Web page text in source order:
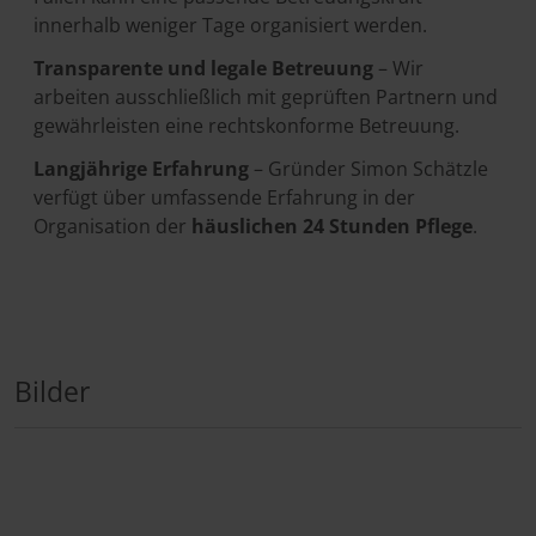
innerhalb weniger Tage organisiert werden.
Transparente und legale Betreuung – Wir
arbeiten ausschließlich mit geprüften Partnern und
gewährleisten eine rechtskonforme Betreuung.
Langjährige Erfahrung – Gründer Simon Schätzle
verfügt über umfassende Erfahrung in der
Organisation der häuslichen 24 Stunden Pflege.
Bilder